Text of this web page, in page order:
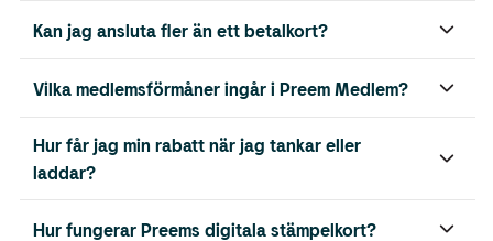
Kan jag ansluta fler än ett betalkort?
Vilka medlemsförmåner ingår i Preem Medlem?
Hur får jag min rabatt när jag tankar eller
laddar?
Hur fungerar Preems digitala stämpelkort?